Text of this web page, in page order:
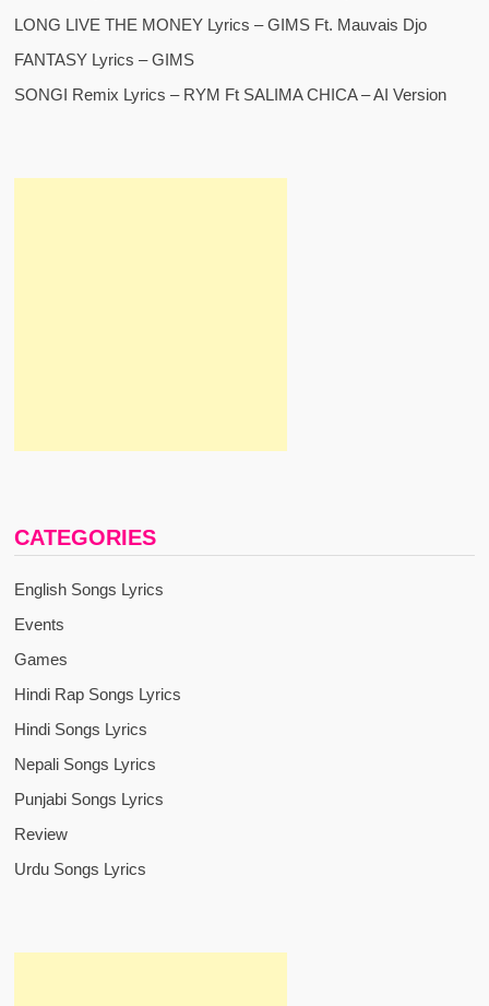
LONG LIVE THE MONEY Lyrics – GIMS Ft. Mauvais Djo
FANTASY Lyrics – GIMS
SONGI Remix Lyrics – RYM Ft SALIMA CHICA – AI Version
CATEGORIES
English Songs Lyrics
Events
Games
Hindi Rap Songs Lyrics
Hindi Songs Lyrics
Nepali Songs Lyrics
Punjabi Songs Lyrics
Review
Urdu Songs Lyrics